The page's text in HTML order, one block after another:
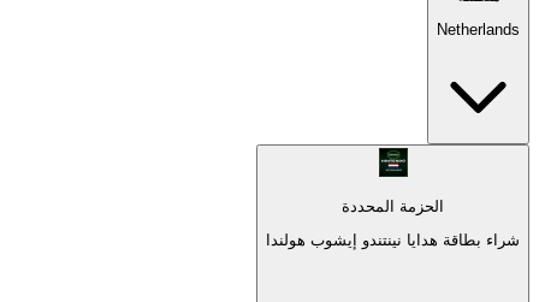
Netherlands
الحزمة المحددة
شراء بطاقة هدايا نينتندو إيشوب هولندا